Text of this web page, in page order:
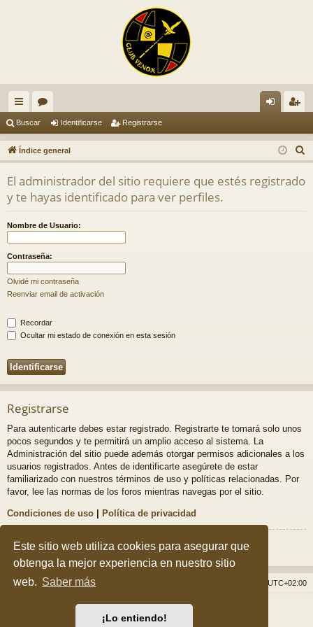
Este sitio web utiliza cookies para asegurar que
obtenga la mejor experiencia en nuestro sitio
web. Saber más
¡Lo entiendo!
nl
ac
es
rá
do
or
os nti
fic
ar
ist
ra
rs
Buscar Identificarse Registrarse
Índice general
u
El administrador del sitio requiere que estés registrado
y te hayas identificado para ver perfiles.
Nombre de Usuario:
Contraseña:
Olvidé mi contraseña
Reenviar email de activación
Recordar
Ocultar mi estado de conexión en esta sesión
Registrarse
Para autenticarte debes estar registrado. Registrarte te tomará solo unos
pocos segundos y te permitirá un amplio acceso al sistema. La
Administración del sitio puede además otorgar permisos adicionales a los
usuarios registrados. Antes de identificarte asegúrete de estar
familiarizado con nuestros términos de uso y políticas relacionadas. Por
favor, lee las normas de los foros mientras navegas por el sitio.
Condiciones de uso | Política de privacidad
Registrarse
Índice general UTC+02:00
Desarrollado porphpBB® Forum Software © phpBB Limited
Style porArty&